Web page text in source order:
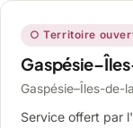
○ Territoire
Gaspésie–Îles-de-
Service offert par